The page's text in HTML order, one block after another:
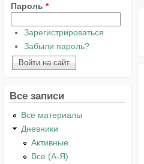
Пароль *
Зарегистрироваться
Забыли пароль?
Все записи
Все материалы
Дневники
Активные
Все (А-Я)